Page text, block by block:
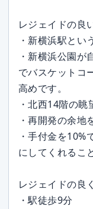
レジェイドの良
・新横浜駅とい
・新横浜公園
でバスケットコ
高めです。
・北西14階の
・再開発の余地
・手付金を
にしてくれるこ
レジェイドの良
・駅徒歩9分